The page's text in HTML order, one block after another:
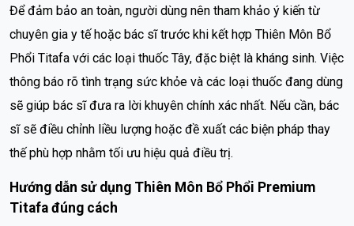
Để đảm bảo an toàn, người dùng nên tham khảo ý kiến từ
chuyên gia y tế hoặc bác sĩ trước khi kết hợp Thiên Môn Bổ
Phổi Titafa với các loại thuốc Tây, đặc biệt là kháng sinh. Việc
thông báo rõ tình trạng sức khỏe và các loại thuốc đang dùng
sẽ giúp bác sĩ đưa ra lời khuyên chính xác nhất. Nếu cần, bác
sĩ sẽ điều chỉnh liều lượng hoặc đề xuất các biện pháp thay
thế phù hợp nhằm tối ưu hiệu quả điều trị.
Hướng dẫn sử dụng Thiên Môn Bổ Phổi Premium
Titafa đúng cách